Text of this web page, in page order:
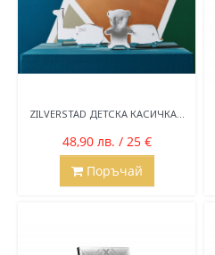
ZILVERSTAD ДЕТСКА КАСИЧКА...
48,90 лв. / 25 €
Поръчай